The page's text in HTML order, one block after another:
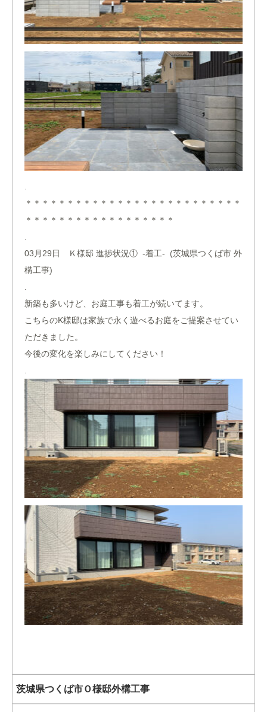
.
＊＊＊＊＊＊＊＊＊＊＊＊＊＊＊＊＊＊＊＊＊＊＊＊＊＊
＊＊＊＊＊＊＊＊＊＊＊＊＊＊＊＊＊＊
.
03月29日 Ｋ様邸 進捗状況① -着工- (茨城県つくば市 外
構工事)
.
新築も多いけど、お庭工事も着工が続いてます。
こちらのK様邸は家族で永く遊べるお庭をご提案させてい
ただきました。
今後の変化を楽しみにしてください！
.
茨城県つくば市Ｏ様邸外構工事